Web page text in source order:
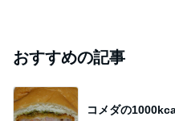
おすすめの記事
コメダの